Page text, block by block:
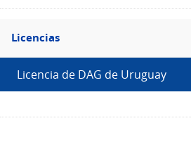
Filtro
Licencias
Licencias
Licencia de DAG de Uruguay